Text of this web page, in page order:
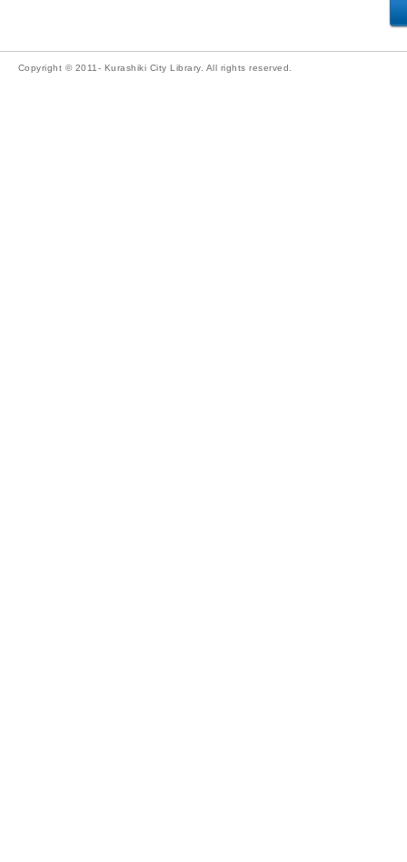
Copyright © 2011- Kurashiki City Library. All rights reserved.